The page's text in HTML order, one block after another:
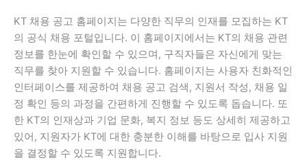
KT 채용 공고 홈페이지는 다양한 직무의 인재를 모집하는 KT
의 공식 채용 포털입니다. 이 홈페이지에서는 KT의 채용 관련
정보를 한눈에 확인할 수 있으며, 구직자들은 자신에게 맞는
직무를 찾아 지원할 수 있습니다. 홈페이지는 사용자 친화적인
인터페이스를 제공하여 채용 공고 검색, 지원서 작성, 채용 일
정 확인 등의 과정을 간편하게 진행할 수 있도록 돕습니다. 또
한 KT의 인재상과 기업 문화, 복지 정보 등도 상세히 제공하고
있어, 지원자가 KT에 대한 충분한 이해를 바탕으로 입사 지원
을 결정할 수 있도록 지원합니다.